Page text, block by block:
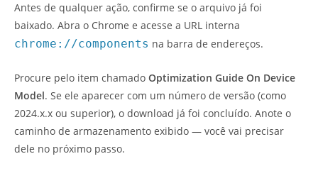
Antes de qualquer ação, confirme se o arquivo já foi
baixado. Abra o Chrome e acesse a URL interna
chrome://components na barra de endereços.
Procure pelo item chamado Optimization Guide On Device
Model. Se ele aparecer com um número de versão (como
2024.x.x ou superior), o download já foi concluído. Anote o
caminho de armazenamento exibido — você vai precisar
dele no próximo passo.